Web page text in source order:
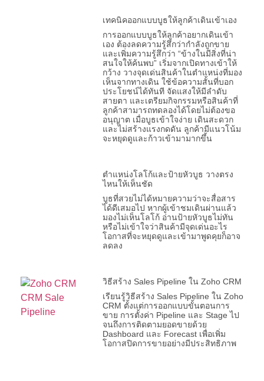
เทคนิคออกแบบบูธให้ลูกค้าเดินเข้าเอง
การออกแบบบูธให้ลูกค้าอยากเดินเข้า
เอง ต้องลดความรู้สึกว่ากำลังถูกขาย
และเพิ่มความรู้สึกว่า “ข้างในมีสิ่งที่น่า
สนใจให้ค้นพบ” เริ่มจากเปิดทางเข้าให้
กว้าง วางจุดเด่นสินค้าในตำแหน่งที่มอง
เห็นจากทางเดิน ใช้ข้อความสั้นที่บอก
ประโยชน์ได้ทันที จัดแสงให้มีลำดับ
สายตา และเตรียมกิจกรรมหรือสินค้าที่
ลูกค้าสามารถทดลองได้โดยไม่ต้องขอ
อนุญาต เมื่อบูธเข้าใจง่าย เดินสะดวก
และไม่สร้างแรงกดดัน ลูกค้ามีแนวโน้ม
จะหยุดดูและก้าวเข้ามามากขึ้น
ตำแหน่งโลโก้และป้ายหัวบูธ วางตรง
ไหนให้เห็นชัด
บูธที่สวยไม่ได้หมายความว่าจะสื่อสาร
ได้ดีเสมอไป หากผู้เข้าชมเดินผ่านแล้ว
มองไม่เห็นโลโก้ อ่านป้ายหัวบูธไม่ทัน
หรือไม่เข้าใจว่าสินค้ามีจุดเด่นอะไร
โอกาสที่จะหยุดดูและเข้ามาพูดคุยก็อาจ
ลดลง
วิธีสร้าง Sales Pipeline ใน Zoho CRM
เรียนรู้วิธีสร้าง Sales Pipeline ใน Zoho
CRM ตั้งแต่การออกแบบขั้นตอนการ
ขาย การตั้งค่า Pipeline และ Stage ไป
จนถึงการติดตามยอดขายด้วย
Dashboard และ Forecast เพื่อเพิ่ม
โอกาสปิดการขายอย่างมีประสิทธิภาพ